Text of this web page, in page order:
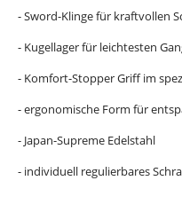
- Sword-Klinge für kraftvollen
- Kugellager für leichtesten
- Komfort-Stopper Griff im
- ergonomische Form für
- Japan-Supreme Edelstahl
- individuell regulierbares